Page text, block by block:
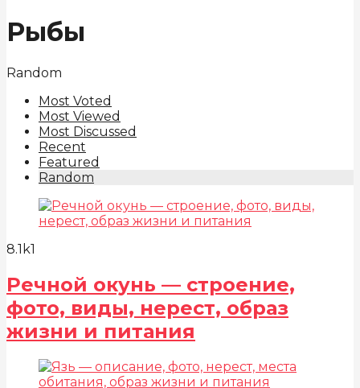
Рыбы
Random
Most Voted
Most Viewed
Most Discussed
Recent
Featured
Random
8.1k1
Речной окунь — строение,
фото, виды, нерест, образ
жизни и питания